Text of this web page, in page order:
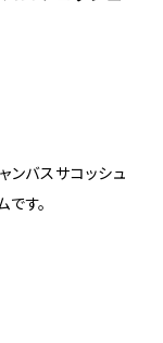
バスサコッシュ
す。